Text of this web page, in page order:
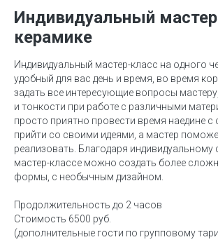
Индивидуальный
керамике
Индивидуальный мастер-класс на одного
удобный для вас день и время, во время
задать все интересующие вопросы
и тонкости при работе с различными
просто приятно провести время наедине
прийти со своими идеями, а мастер
реализовать. Благодаря индивидуальному
мастер-классе можно создать более
формы, с необычным дизайном.
Продолжительность до 2 часов
Стоимость 6500 руб.
(дополнительные гости по групповому